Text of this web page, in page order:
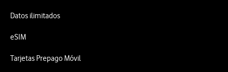
Datos ilimitados
eSIM
Tarjetas Prepago Móvil